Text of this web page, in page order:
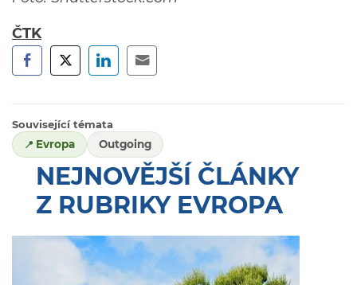
ČTK
Související témata
Evropa
Outgoing
NEJNOVĚJŠÍ ČLÁNKY
Z RUBRIKY EVROPA